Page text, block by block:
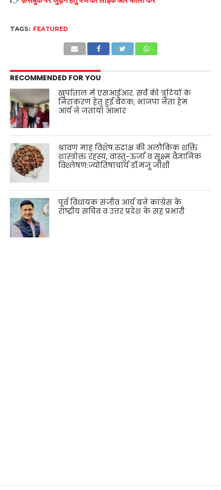
TAGS: FEATURED
RECOMMENDED FOR YOU
खुर्पाताल में एसआईआर. सर्वे की त्रुटियों के
निराकरण हेतु हुई बैठक, भाजपा नेता हेम
आर्य ने जताया आभार
श्रावण माह विशेष:रुद्राक्ष की अलौकिक शक्ति
शास्त्रोक्त रहस्य, वास्तु-ऊर्जा व सूक्ष्म वैज्ञानिक
विश्लेषण:ज्योतिषाचार्य डॉ.मंजू जोशी
पूर्व विधायक संजीव आर्य बने कांग्रेस के
राष्ट्रीय सचिव व उत्तर प्रदेश के सह प्रभारी